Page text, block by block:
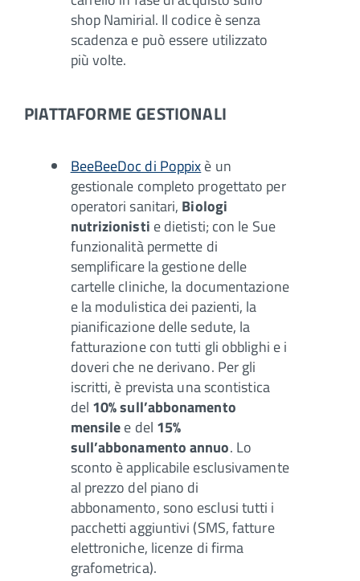
shop Namirial. Il codice è senza
scadenza e può essere utilizzato
più volte.
PIATTAFORME GESTIONALI
BeeBeeDoc di Poppixè un
gestionale completo progettato per
operatori sanitari, Biologi
nutrizionisti e dietisti; con le Sue
funzionalità permette di
semplificare la gestione delle
cartelle cliniche, la documentazione
e la modulistica dei pazienti, la
pianificazione delle sedute, la
fatturazione con tutti gli obblighi e i
doveri che ne derivano. Per gli
iscritti, è prevista una scontistica
del 10% sull’abbonamento
mensilee del 15%
sull’abbonamento annuo. Lo
sconto è applicabile esclusivamente
al prezzo del piano di
abbonamento, sono esclusi tutti i
pacchetti aggiuntivi (SMS, fatture
elettroniche, licenze di firma
grafometrica).